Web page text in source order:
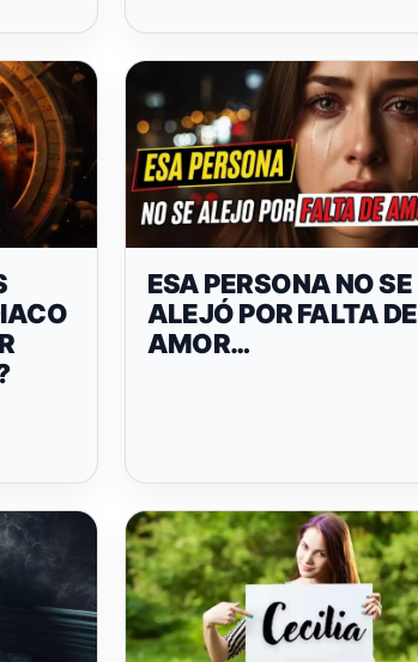
ESA PERSONA NO SE
ALEJÓ POR FALTA DE
AMOR…